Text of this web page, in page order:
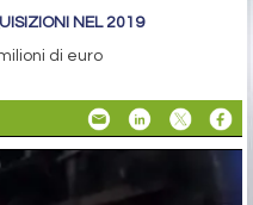
NEL 2019
di euro